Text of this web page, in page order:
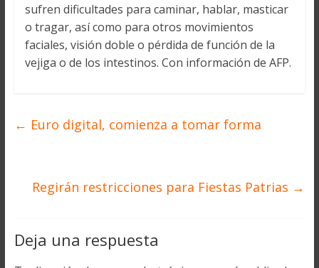
sufren dificultades para caminar, hablar, masticar
o tragar, así como para otros movimientos
faciales, visión doble o pérdida de función de la
vejiga o de los intestinos. Con información de AFP.
← Euro digital, comienza a tomar forma
Regirán restricciones para Fiestas Patrias →
Deja una respuesta